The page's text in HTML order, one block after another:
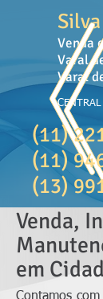
Venda
Varal
Varal
(11)
(11)
(13)
Venda,
em